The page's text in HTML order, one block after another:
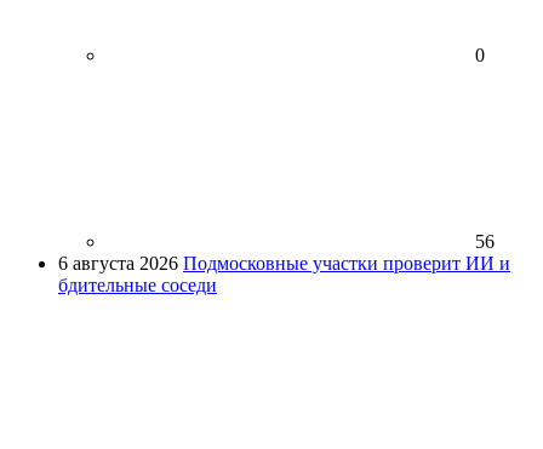
0
56
6 августа 2026 Подмосковные участки проверит ИИ и
бдительные соседи